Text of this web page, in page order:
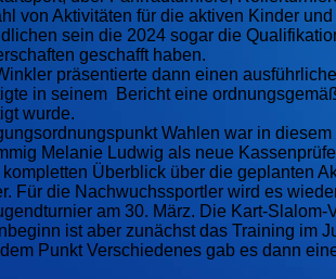
von Aktivitäten für die aktiven Kinder
sein die 2024 sogar die
geschafft haben.
präsentierte dann einen
in seinem Bericht eine
wurde.
Wahlen war in
Melanie Ludwig als neue
kompletten Überblick über die geplanten
Für die Nachwuchssportler wird es
am 30. März. Die Kart-
ist aber zunächst das Training im
Punkt Verschiedenes gab es dann